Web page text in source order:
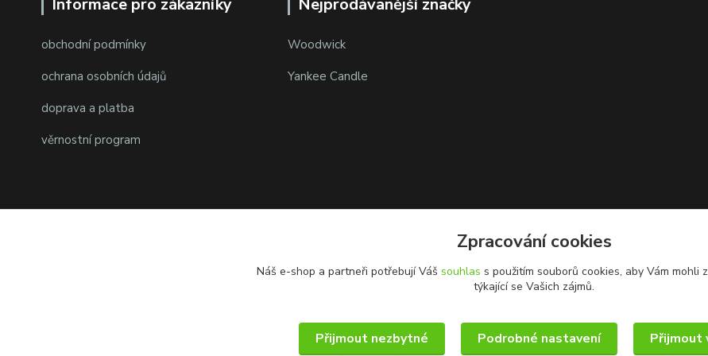
Informace pro zákazníky
obchodní podmínky
ochrana osobních údajů
doprava a platba
věrnostní program
Nejprodávanější značky
Woodwick
Yankee Candle
Zpracování cookies
Náš e-shop a partneři potřebují Váš souhlas s použitím souborů cookies, aby Vám mohli
týkající se Vašich zájmů.
Přijmout nezbytné Podrobné nastavení Přijmout